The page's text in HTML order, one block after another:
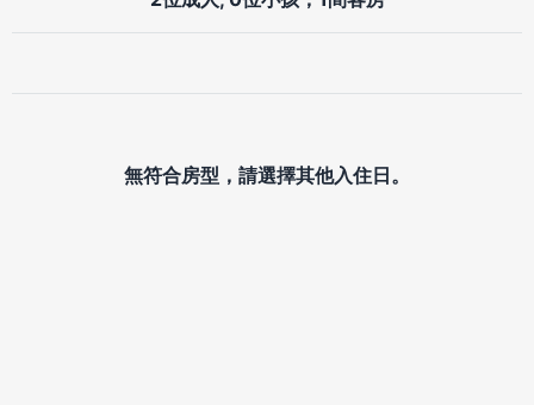
無符合房型，請選擇其他入住日。